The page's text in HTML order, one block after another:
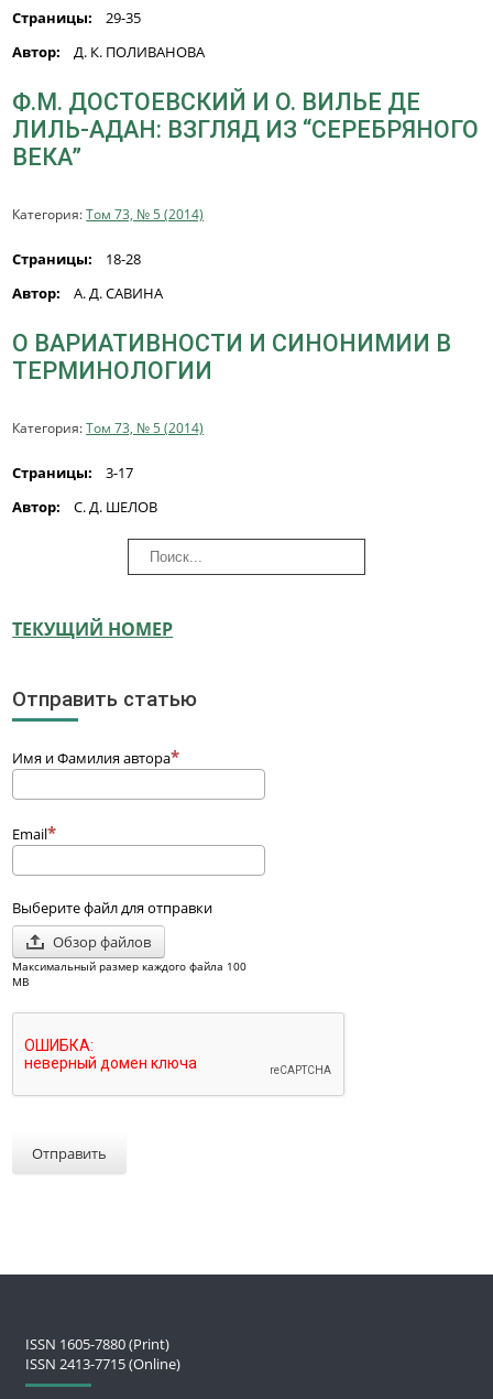
Страницы:
29-35
Автор:
Д. К. ПОЛИВАНОВА
Ф.М. ДОСТОЕВСКИЙ И О. ВИЛЬЕ ДЕ
ЛИЛЬ-АДАН: ВЗГЛЯД ИЗ “СЕРЕБРЯНОГО
ВЕКА”
Категория:Том 73, № 5 (2014)
Страницы:
18-28
Автор:
А. Д. САВИНА
О ВАРИАТИВНОСТИ И СИНОНИМИИ В
ТЕРМИНОЛОГИИ
Категория:Том 73, № 5 (2014)
Страницы:
3-17
Автор:
С. Д. ШЕЛОВ
ТЕКУЩИЙ НОМЕР
Отправить статью
Имя и Фамилия автора
Email
Выберите файл для отправки
Обзор файлов
Максимальный размер каждого файла 100
MB
Отправить
ISSN 1605-7880 (Print)
ISSN 2413-7715 (Online)